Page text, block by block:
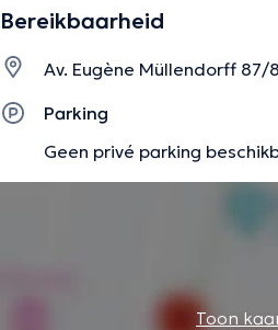
Bereikbaarheid
Av. Eugène Müllendorff 87/
Parking
Geen privé parking
Toon